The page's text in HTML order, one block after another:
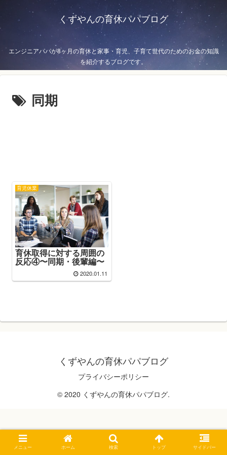
くずやんの育休パパブログ
エンジニアパパが8ヶ月の育休と家事・育児、子育て世代のためのお金の知識
を紹介するブログです。
同期
育児休業
育休取得に対する周囲の
反応④〜同期・後輩編〜
2020.01.11
くずやんの育休パパブログ
プライバシーポリシー
© 2020 くずやんの育休パパブログ.
メニュー ホーム 検索 トップ サイドバー